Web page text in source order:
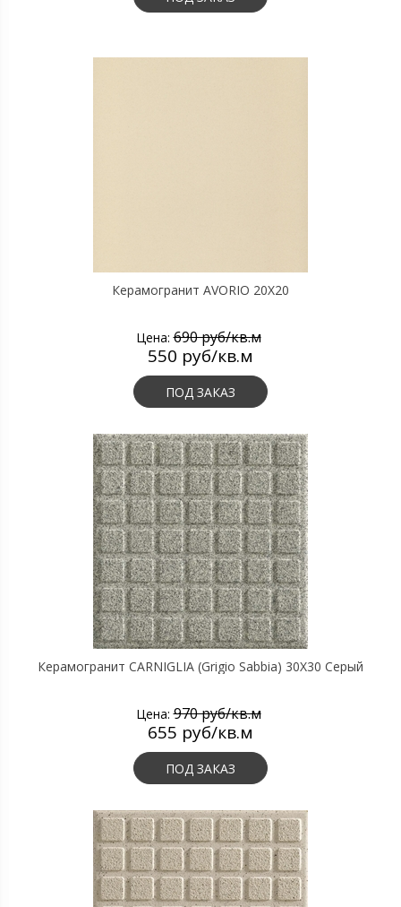
Керамогранит AVORIO 20X20
Цена:690 руб/кв.м
550 руб/кв.м
ПОД ЗАКАЗ
Керамогранит CARNIGLIA (Grigio Sabbia) 30X30 Серый
Цена:970 руб/кв.м
655 руб/кв.м
ПОД ЗАКАЗ